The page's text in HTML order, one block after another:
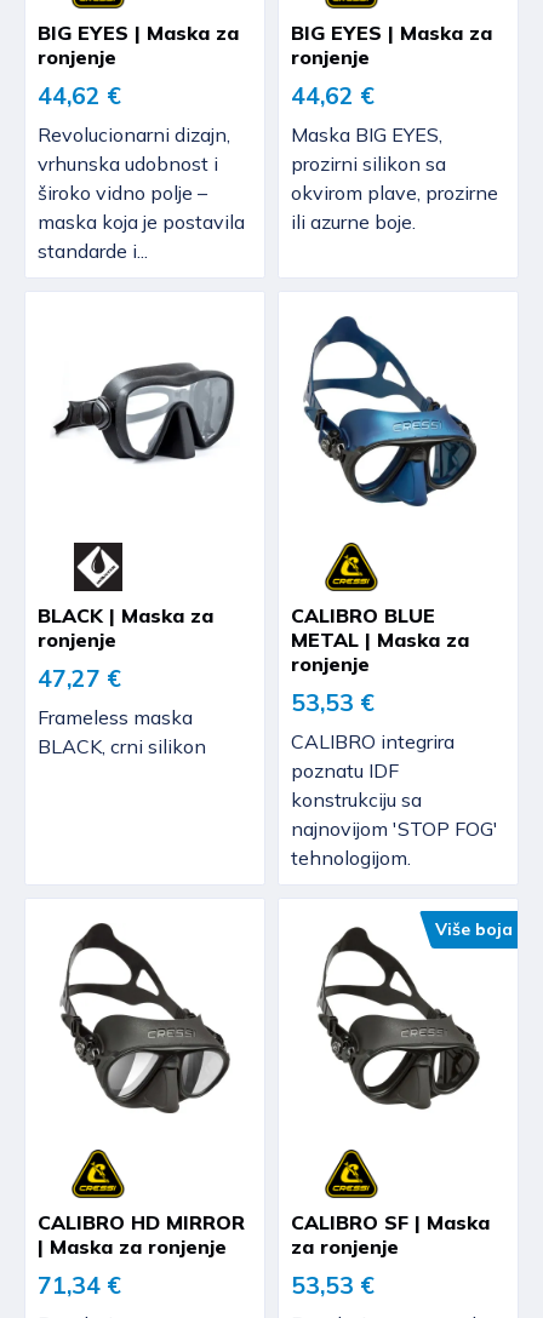
BIG EYES | Maska za
ronjenje
44,62 €
Revolucionarni dizajn,
vrhunska udobnost i
široko vidno polje –
maska koja je postavila
standarde i...
BIG EYES | Maska za
ronjenje
44,62 €
Maska BIG EYES,
prozirni silikon sa
okvirom plave, prozirne
ili azurne boje.
BLACK | Maska za
ronjenje
47,27 €
Frameless maska
BLACK, crni silikon
CALIBRO BLUE
METAL | Maska za
ronjenje
53,53 €
CALIBRO integrira
poznatu IDF
konstrukciju sa
najnovijom 'STOP FOG'
tehnologijom.
CALIBRO HD MIRROR
| Maska za ronjenje
71,34 €
Više boja
CALIBRO SF | Maska
za ronjenje
53,53 €